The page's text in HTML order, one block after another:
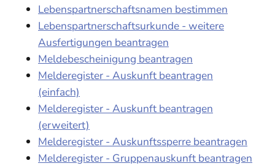
Lebenspartnerschaftsnamen bestimmen
Lebenspartnerschaftsurkunde - weitere
Ausfertigungen beantragen
Meldebescheinigung beantragen
Melderegister - Auskunft beantragen
(einfach)
Melderegister - Auskunft beantragen
(erweitert)
Melderegister - Auskunftssperre beantragen
Melderegister - Gruppenauskunft beantragen